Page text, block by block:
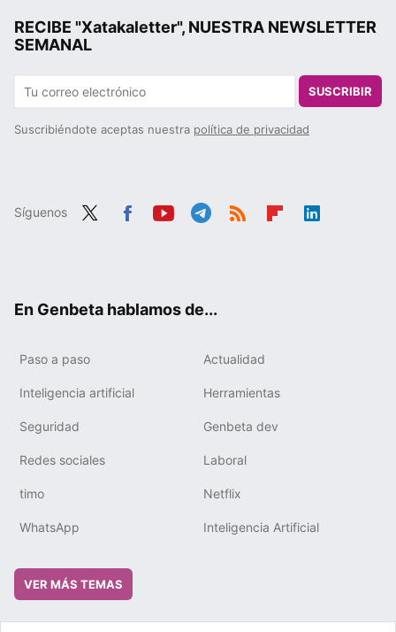
RECIBE "Xatakaletter", NUESTRA NEWSLETTER
SEMANAL
SUSCRIBIR
Suscribiéndote aceptas nuestra política de privacidad
Síguenos
En Genbeta hablamos de...
Paso a paso Actualidad
Inteligencia artificial Herramientas
Seguridad Genbeta dev
Redes sociales Laboral
timo Netflix
WhatsApp Inteligencia Artificial
VER MÁS TEMAS